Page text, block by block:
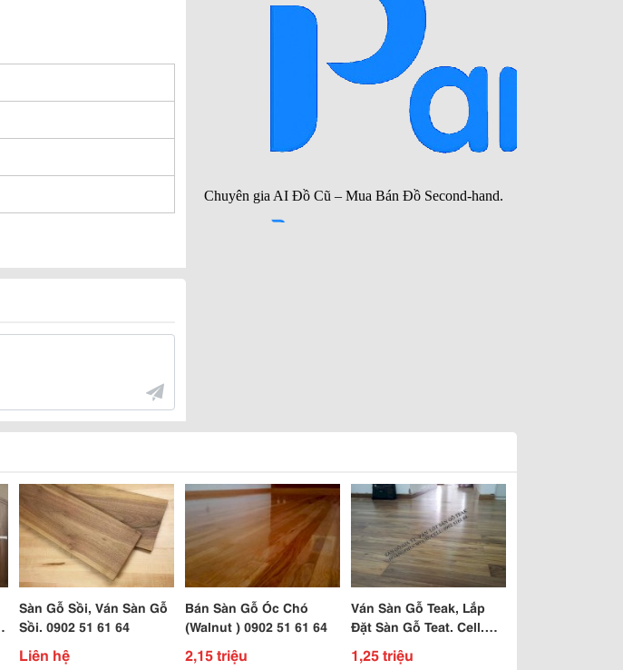
Sàn Gỗ Sồi, Ván Sàn Gỗ
Sồi. 0902 51 61 64
Liên hệ
Bán Sàn Gỗ Óc Chó
(Walnut ) 0902 51 61 64
2,15 triệu
Ván Sàn Gỗ Teak, Lắp
Đặt Sàn Gỗ Teat. Cell.
0902 51 61 64
1,25 triệu